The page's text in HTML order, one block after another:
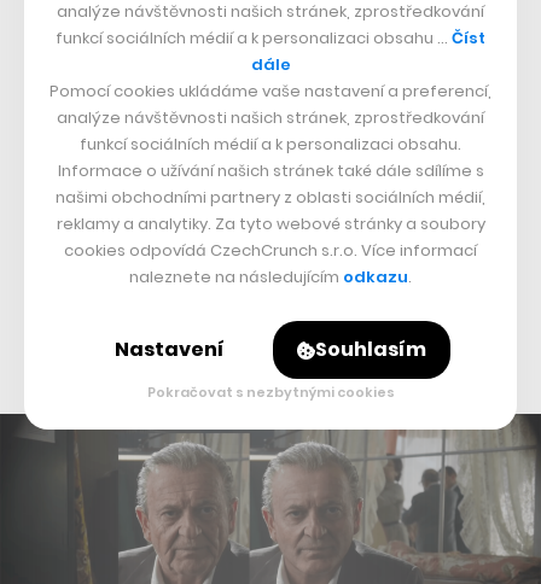
zesvětlit. Nešlo ale pouze o obličej, odpovídat musel
například také krk, vrchní část těla nebo ruce. To vše se
totiž s věkem logicky mění.
Stejně jako musel odpovídat už zmíněný pohyb i poloha
těla. V komentářích fanoušků se často opakuje, že i
když z De Nira udělali vizuálně mladšího Franka
Sheerana, stejně bylo podle pohybů jasné, že jeho věk
neodpovídá. Nutno však dodat, že Frank Sheeran, tedy
reálný člověk pro předlohu filmu, měl zranění zad z
války, které ovlivnilo jeho pohyb.
analýze návštěvnosti našich stránek, zprostředkování
funkcí sociálních médií a k personalizaci obsahu … Číst
dále
Pomocí cookies ukládáme vaše nastavení a preferencí,
analýze návštěvnosti našich stránek, zprostředkování
funkcí sociálních médií a k personalizaci obsahu.
Informace o užívání našich stránek také dále sdílíme s
našimi obchodními partnery z oblasti sociálních médií,
reklamy a analytiky. Za tyto webové stránky a soubory
cookies odpovídá CzechCrunch s.r.o. Více informací
naleznete na následujícím odkazu.
Nastavení Souhlasím
Pokračovat s nezbytnými cookies